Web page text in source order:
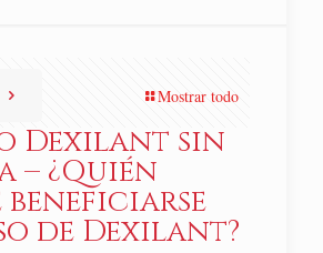
Mostrar todo
Dexilant sin
– ¿Quién
beneficiarse
de Dexilant?